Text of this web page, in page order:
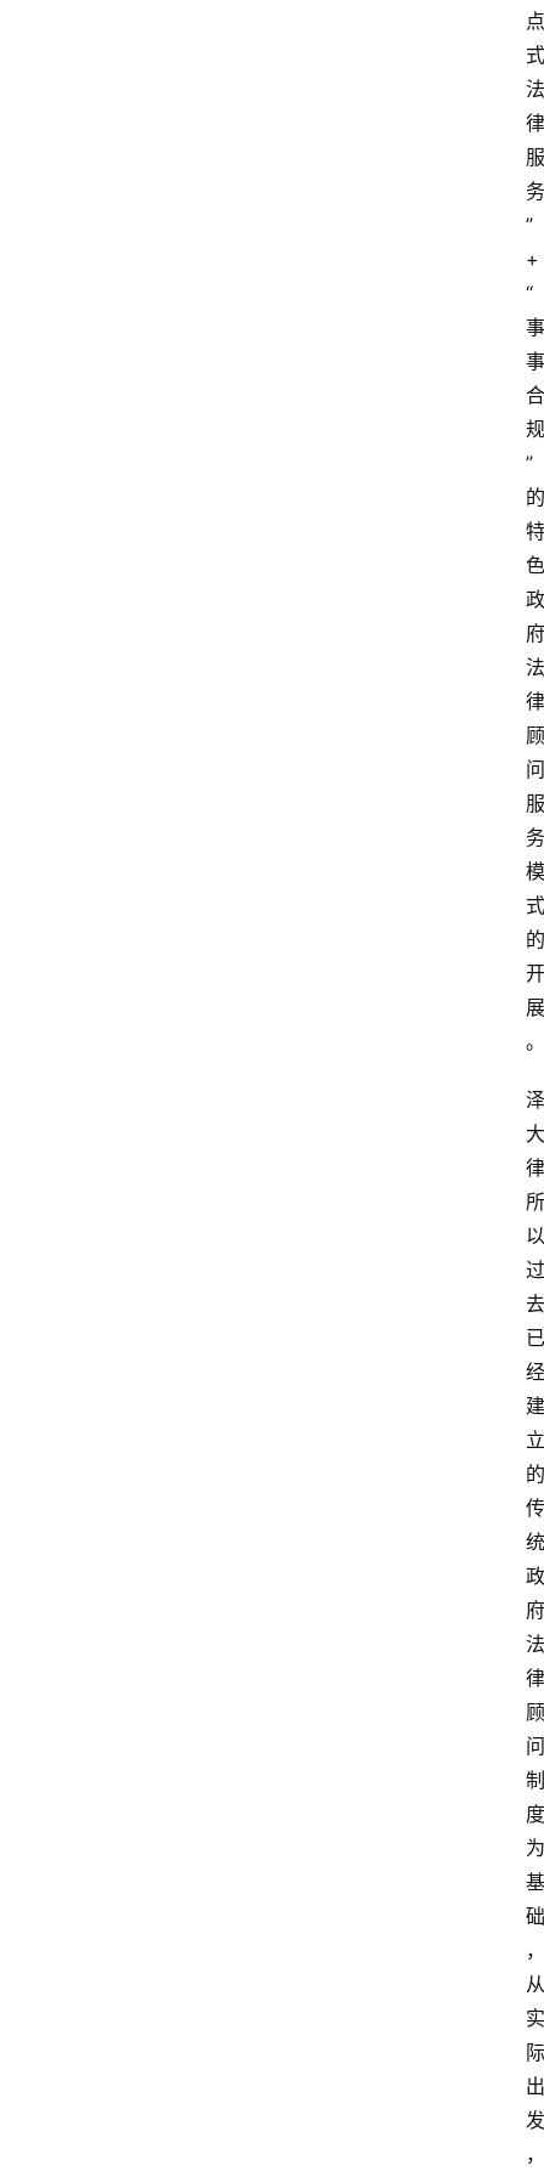
点
式
法
律
服
务
”
+
“
事
事
合
规
”
的
特
色
政
府
法
律
顾
问
服
务
模
式
的
开
展
。
泽
大
律
所
以
过
去
已
经
建
立
的
传
统
政
府
法
律
顾
问
制
度
为
基
础
，
从
实
际
出
发
，